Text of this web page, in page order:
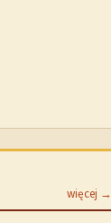
więcej →